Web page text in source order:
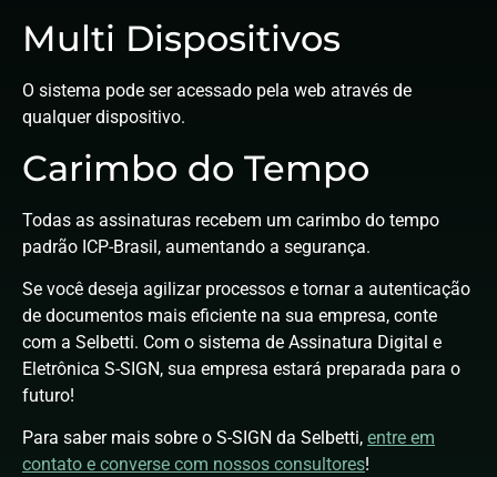
Multi Dispositivos
O sistema pode ser acessado pela web através de
qualquer dispositivo.
Carimbo do Tempo
Todas as assinaturas recebem um carimbo do tempo
padrão ICP-Brasil, aumentando a segurança.
Se você deseja agilizar processos e tornar a autenticação
de documentos mais eficiente na sua empresa, conte
com a Selbetti. Com o sistema de Assinatura Digital e
Eletrônica S-SIGN, sua empresa estará preparada para o
futuro!
Para saber mais sobre o S-SIGN da Selbetti, entre em
contato e converse com nossos consultores!